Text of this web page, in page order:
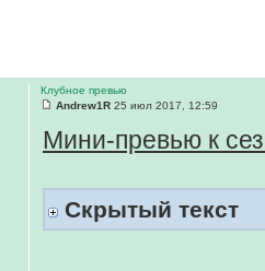
Клубное превью
Andrew1R 25 июл 2017, 12:59
Мини-превью к
Скрытый текст